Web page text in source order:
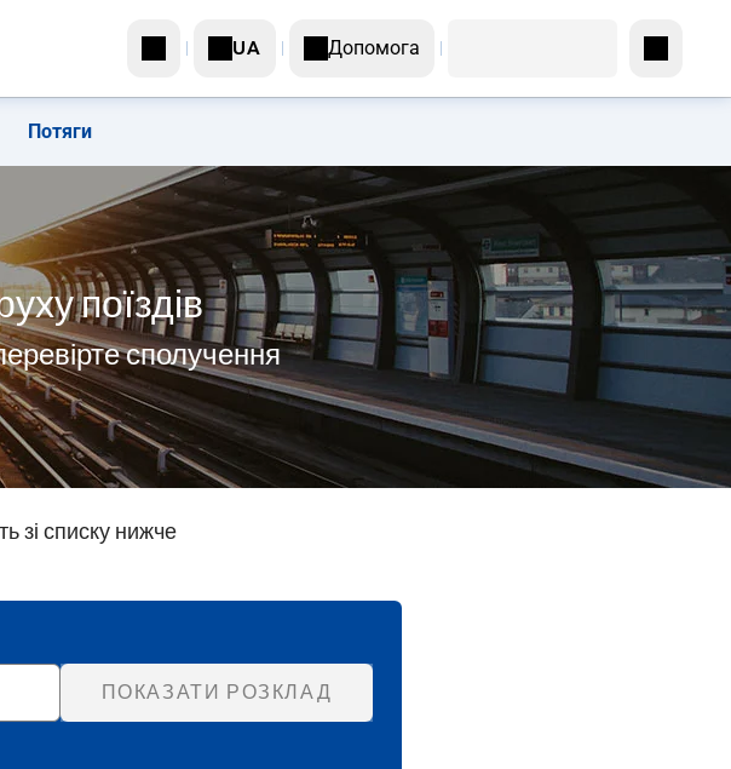
UA Допомога
Потяги
поїздів
сполучення
зі списку нижче
ПОКАЗАТИ РОЗКЛАД